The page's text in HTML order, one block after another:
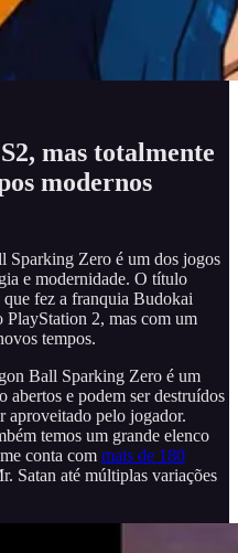
mas totalmente
modernos
Sparking Zero é um dos jogos
e modernidade. O título
que fez a franquia Budokai
PlayStation 2, mas com um
tempos.
Ball Sparking Zero é um
abertos e podem ser destruídos
aproveitado pelo jogador.
temos um grande elenco
conta com mais de 180
Satan até múltiplas variações